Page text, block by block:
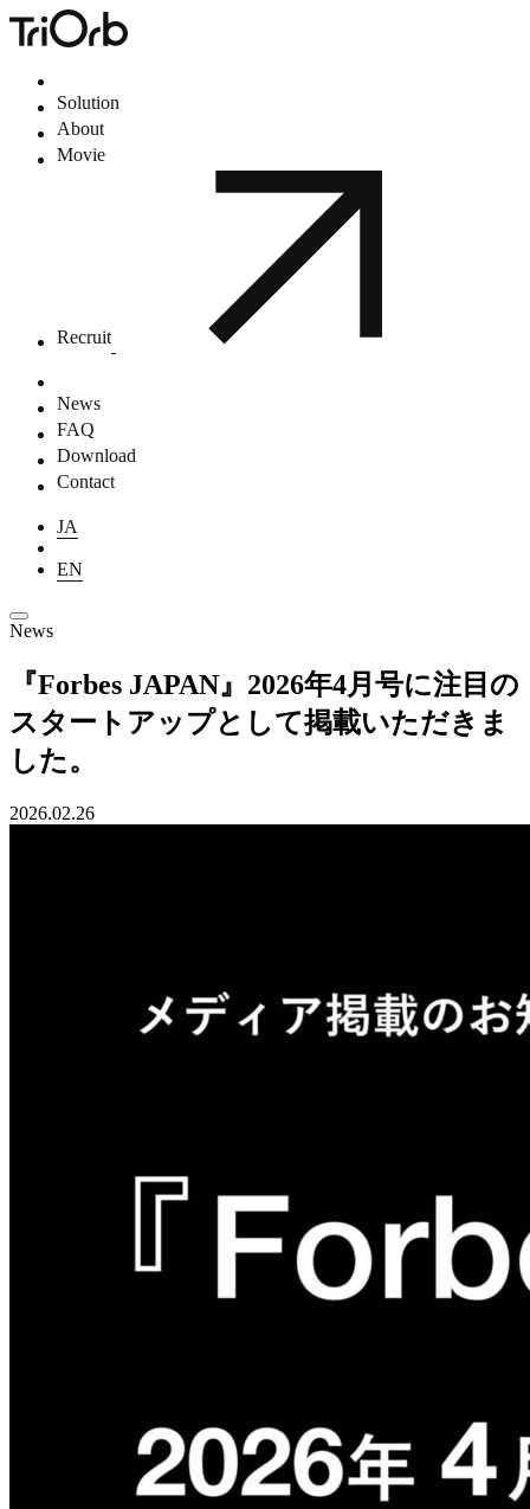
Solution
About
Movie
Recruit
News
FAQ
Download
Contact
JA
EN
News
『Forbes JAPAN』2026年4月号に注目の
スタートアップとして掲載いただきま
した。
2026.02.26